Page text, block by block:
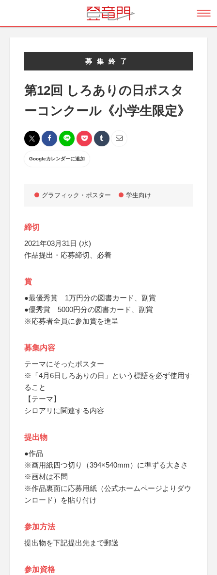
募集終了
第12回 しろありの日ポスタ
ーコンクール《小学生限定》
Googleカレンダーに追加
グラフィック・ポスター 学生向け
締切
2021年03月31日 (水)
作品提出・応募締切、必着
賞
●最優秀賞 1万円分の図書カード、副賞
●優秀賞 5000円分の図書カード、副賞
※応募者全員に参加賞を進呈
募集内容
テーマにそったポスター
※「4月6日しろありの日」という標語を必ず使用す
ること
【テーマ】
シロアリに関連する内容
提出物
●作品
※画用紙四つ切り（394×540mm）に準ずる大きさ
※画材は不問
※作品裏面に応募用紙（公式ホームページよりダウ
ンロード）を貼り付け
参加方法
提出物を下記提出先まで郵送
参加資格